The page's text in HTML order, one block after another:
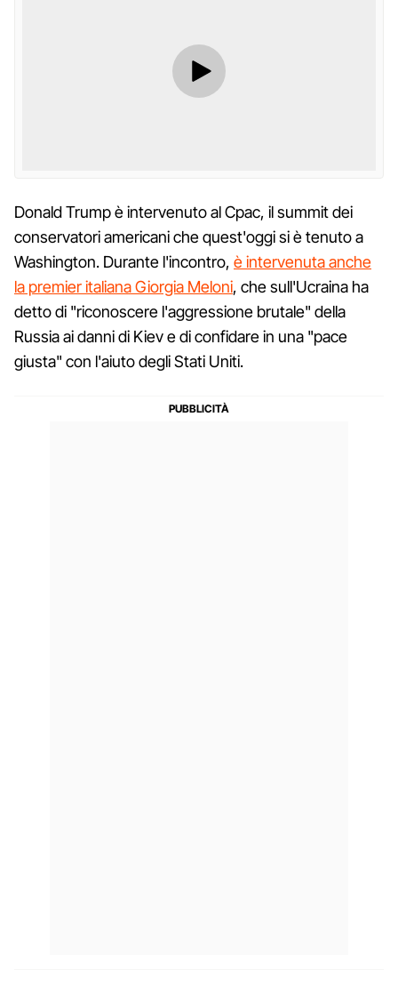
Donald Trump è intervenuto al Cpac, il summit dei
conservatori americani che quest'oggi si è tenuto a
Washington. Durante l'incontro, è intervenuta anche
la premier italiana Giorgia Meloni, che sull'Ucraina ha
detto di "riconoscere l'aggressione brutale" della
Russia ai danni di Kiev e di confidare in una "pace
giusta" con l'aiuto degli Stati Uniti.